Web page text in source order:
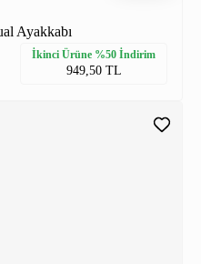
Ayakkabı
İkinci Ürüne %50 İndirim
949,50 TL